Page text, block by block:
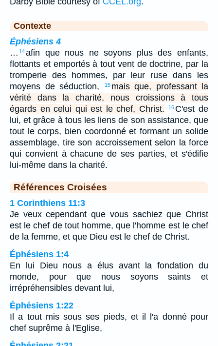
Contexte
Éphésiens 4
… 14afin que nous ne soyons plus des enfants,
flottants et emportés à tout vent de doctrine, par la
tromperie des hommes, par leur ruse dans les
moyens de séduction,
15 mais que, professant la
vérité dans la charité, nous croissions à tous
égards en celui qui est le chef, Christ.
16 C'est de
lui, et grâce à tous les liens de son assistance, que
tout le corps, bien coordonné et formant un solide
assemblage, tire son accroissement selon la force
qui convient à chacune de ses parties, et s'édifie
lui-même dans la charité.
Références Croisées
1 Corinthiens 11:3
Je veux cependant que vous sachiez que Christ
est le chef de tout homme, que l'homme est le chef
de la femme, et que Dieu est le chef de Christ.
Éphésiens 1:4
En lui Dieu nous a élus avant la fondation du
monde, pour que nous soyons saints et
irrépréhensibles devant lui,
Éphésiens 1:22
Il a tout mis sous ses pieds, et il l'a donné pour
chef suprême à l'Eglise,